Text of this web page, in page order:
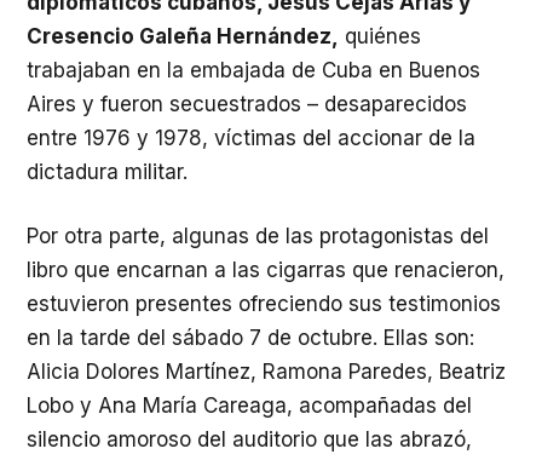
Cresencio Galeña Hernández,
quiénes
trabajaban en la embajada de Cuba en Buenos
Aires y fueron secuestrados – desaparecidos
entre 1976 y 1978, víctimas del accionar de la
dictadura militar.
Por otra parte, algunas de las protagonistas del
libro que encarnan a las cigarras que renacieron,
estuvieron presentes ofreciendo sus testimonios
en la tarde del sábado 7 de octubre. Ellas son:
Alicia Dolores Martínez, Ramona Paredes, Beatriz
Lobo y Ana María Careaga, acompañadas del
silencio amoroso del auditorio que las abrazó,